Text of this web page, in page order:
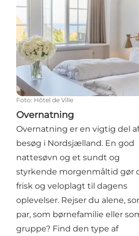
Foto: Hôtel de Ville
Overnatning
Overnatning er en vigtig del
besøg i Nordsjælland. En god
nattesøvn og et sundt og
styrkende morgenmåltid gør
frisk og veloplagt til dagens
oplevelser. Rejser du alene,
par, som børnefamilie eller
gruppe? Find den type af